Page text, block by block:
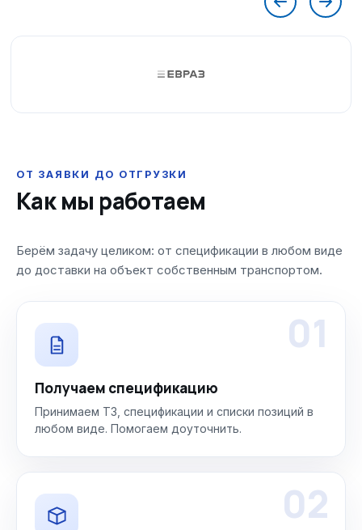
ОТ ЗАЯВКИ ДО ОТГРУЗКИ
Как мы работаем
Берём задачу целиком: от спецификации в любом виде
до доставки на объект собственным транспортом.
01
Получаем спецификацию
Принимаем ТЗ, спецификации и списки позиций в
любом виде. Помогаем доуточнить.
02